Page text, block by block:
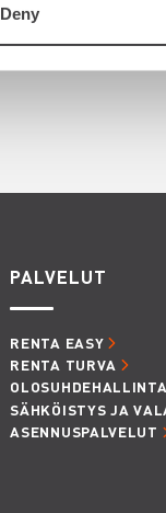
Deny
PALVELUT
RENTA EASY
RENTA TURVA
OLOSUHDEHALLINTA
SÄHKÖISTYS JA
ASENNUSPALVELUT